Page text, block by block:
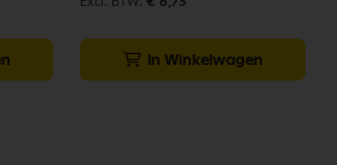
In Winkelwagen